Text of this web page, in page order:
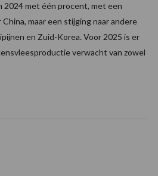
2024 met één procent, met een
maar een stijging naar andere
en Zuid-Korea. Voor 2025 is er
verwacht van zowel